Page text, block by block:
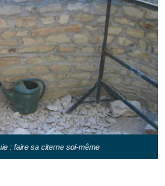
: faire sa citerne soi-même